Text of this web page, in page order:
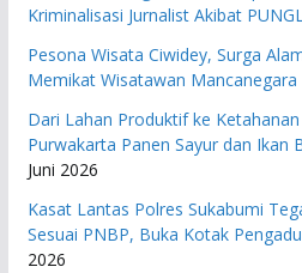
Kriminalisasi Jurnalist Akibat
Pesona Wisata Ciwidey, Surga
Memikat Wisatawan Mancanegara
Dari Lahan Produktif ke
Purwakarta Panen Sayur dan Ikan
Juni 2026
Kasat Lantas Polres Sukabumi
Sesuai PNBP, Buka Kotak
2026